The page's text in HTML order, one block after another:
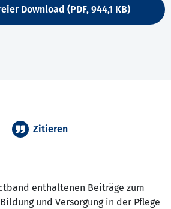
Download (PDF, 944,1 KB)
enthaltenen Beiträge zum
und Versorgung in der Pflege
Zitieren